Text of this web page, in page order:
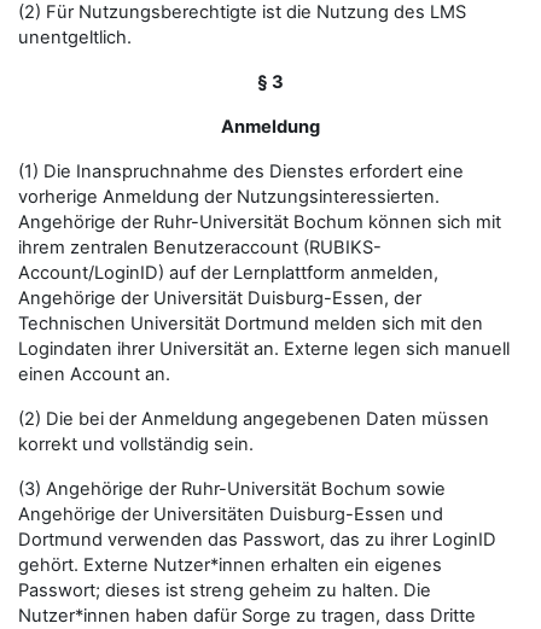
(2) Für Nutzungsberechtigte ist die Nutzung des LMS
unentgeltlich.
§ 3
Anmeldung
(1) Die Inanspruchnahme des Dienstes erfordert eine
vorherige Anmeldung der Nutzungsinteressierten.
Angehörige der Ruhr-Universität Bochum können sich mit
ihrem zentralen Benutzeraccount (RUBIKS-
Account/LoginID) auf der Lernplattform anmelden,
Angehörige der Universität Duisburg-Essen, der
Technischen Universität Dortmund melden sich mit den
Logindaten ihrer Universität an. Externe legen sich manuell
einen Account an.
(2) Die bei der Anmeldung angegebenen Daten müssen
korrekt und vollständig sein.
(3) Angehörige der Ruhr-Universität Bochum sowie
Angehörige der Universitäten Duisburg-Essen und
Dortmund verwenden das Passwort, das zu ihrer LoginID
gehört. Externe Nutzer*innen erhalten ein eigenes
Passwort; dieses ist streng geheim zu halten. Die
Nutzer*innen haben dafür Sorge zu tragen, dass Dritte